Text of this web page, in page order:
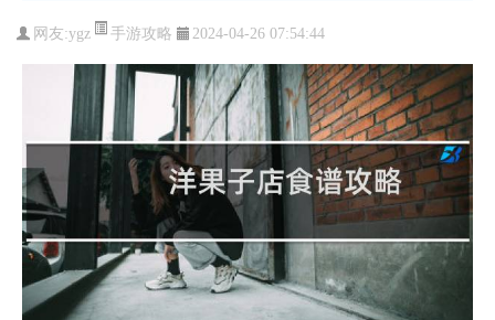
网友:ygz 手游攻略 2024-04-26 07:54:44